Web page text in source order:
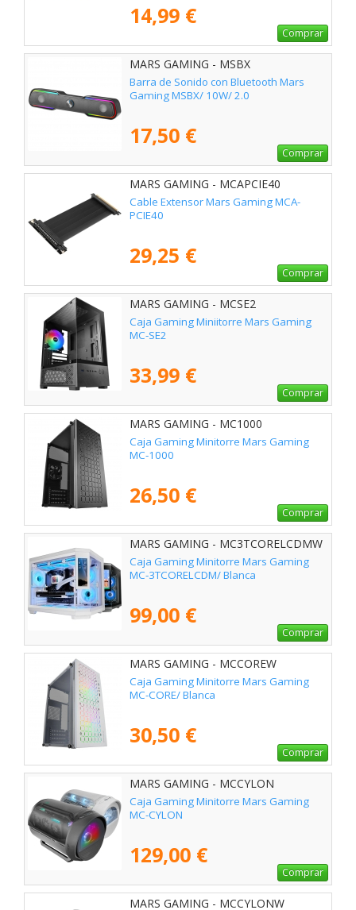
14,99 €
Comprar
MARS GAMING - MSBX
Barra de Sonido con Bluetooth Mars
Gaming MSBX/ 10W/ 2.0
17,50 €
Comprar
MARS GAMING - MCAPCIE40
Cable Extensor Mars Gaming MCA-
PCIE40
29,25 €
Comprar
MARS GAMING - MCSE2
Caja Gaming Miniitorre Mars Gaming
MC-SE2
33,99 €
Comprar
MARS GAMING - MC1000
Caja Gaming Minitorre Mars Gaming
MC-1000
26,50 €
Comprar
MARS GAMING - MC3TCORELCDMW
Caja Gaming Minitorre Mars Gaming
MC-3TCORELCDM/ Blanca
99,00 €
Comprar
MARS GAMING - MCCOREW
Caja Gaming Minitorre Mars Gaming
MC-CORE/ Blanca
30,50 €
Comprar
MARS GAMING - MCCYLON
Caja Gaming Minitorre Mars Gaming
MC-CYLON
129,00 €
Comprar
MARS GAMING - MCCYLONW